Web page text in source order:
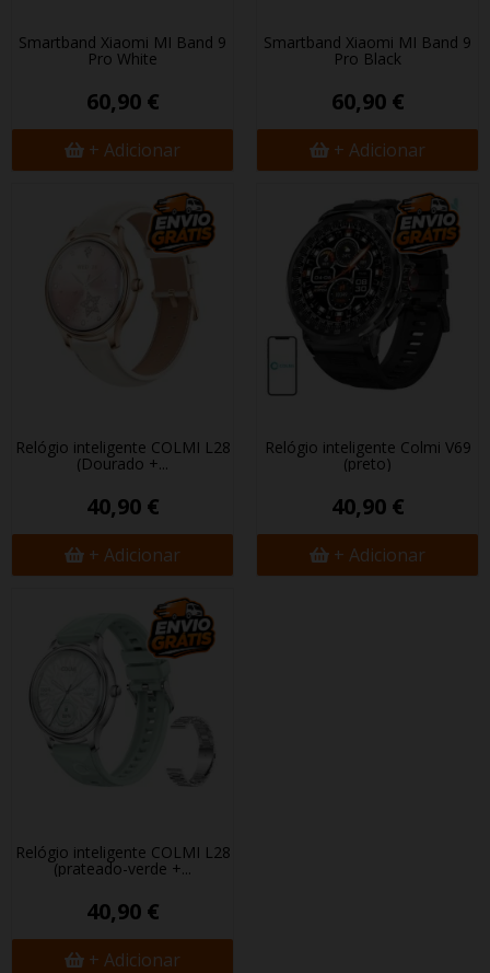
Smartband Xiaomi MI Band 9
Pro White
60,90 €
+ Adicionar
Smartband Xiaomi MI Band 9
Pro Black
60,90 €
+ Adicionar
Relógio inteligente COLMI L28
(Dourado +...
40,90 €
+ Adicionar
Relógio inteligente Colmi V69
(preto)
40,90 €
+ Adicionar
Relógio inteligente COLMI L28
(prateado-verde +...
40,90 €
+ Adicionar